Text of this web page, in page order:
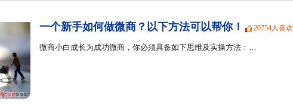
一个新手如何做微商？以下方法可以帮你！ 20754人喜欢
微商小白成长为成功微商，你必须具备如下思维及实操方法：…